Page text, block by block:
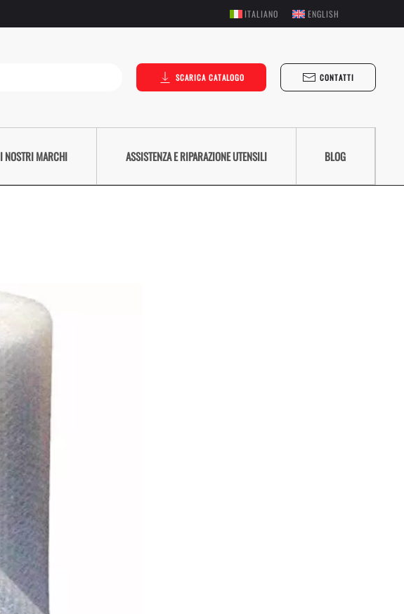
ITALIANO ENGLISH
SCARICA CATALOGO CONTATTI
I NOSTRI MARCHI ASSISTENZA E RIPARAZIONE UTENSILI BLOG